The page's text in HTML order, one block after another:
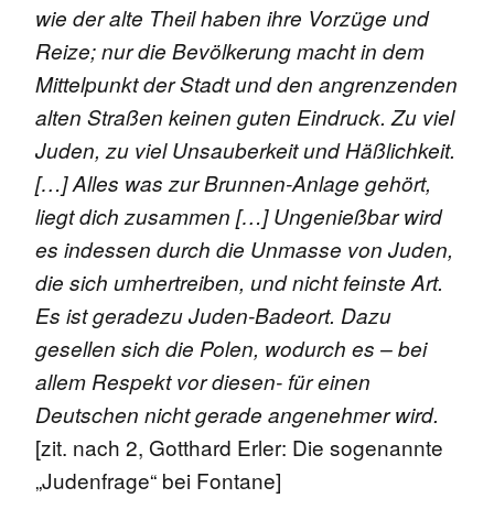
wie der alte Theil haben ihre Vorzüge und
Reize; nur die Bevölkerungmacht in dem
Mittelpunkt der Stadt und den angrenzenden
alten Straßen keinen guten Eindruck. Zu viel
Juden, zu viel Unsauberkeit und Häßlichkeit.
[…] Alles was zur Brunnen-Anlage gehört,
liegt dich zusammen […] Ungenießbar wird
es indessen durch die Unmasse von Juden,
die sich umhertreiben, und nicht feinste Art.
Es ist geradezu Juden-Badeort. Dazu
gesellen sich die Polen, wodurch es – bei
allem Respekt vor diesen- für einen
Deutschen nicht gerade angenehmer wird.
[zit. nach 2, Gotthard Erler: Die sogenannte
„Judenfrage“ bei Fontane]